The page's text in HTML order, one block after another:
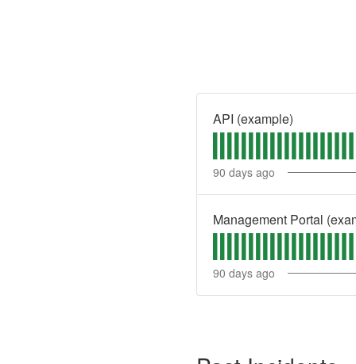
API (example)
90 days ago
Management Portal
90 days ago